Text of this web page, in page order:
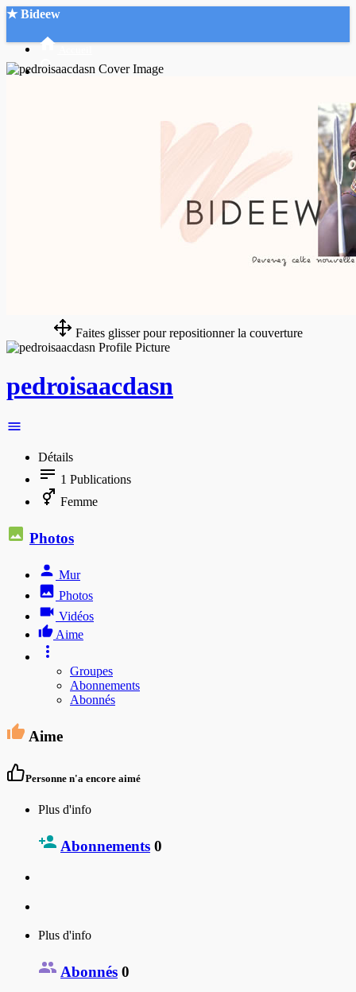
★ Bideew
Faites glisser pour repositionner la couverture
pedroisaacdasn
Détails
1 Publications
Femme
Photos
Mur
Photos
Vidéos
Aime
Groupes
Abonnements
Abonnés
Aime
Personne n'a encore aimé
Plus d'info
Abonnements 0
Plus d'info
Abonnés 0